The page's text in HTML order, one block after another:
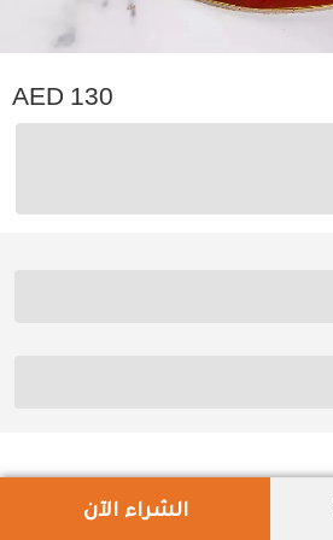
130
الشراء الآن